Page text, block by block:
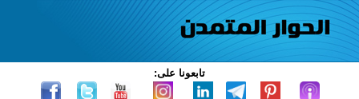
تابعونا على: